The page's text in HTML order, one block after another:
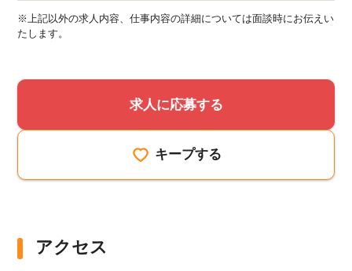
※上記以外の求人内容、仕事内容の詳細については面談時にお伝えい
たします。
求人に応募する
キープする
アクセス